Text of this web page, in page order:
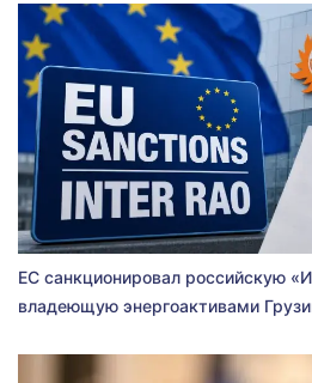
ЕС санкционировал российскую
владеющую энергоактивами